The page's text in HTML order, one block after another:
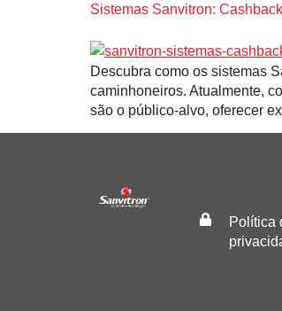
Sistemas Sanvitron:
Descubra como os sistemas
caminhoneiros. Atualmente,
são o público-alvo, oferecer
Política